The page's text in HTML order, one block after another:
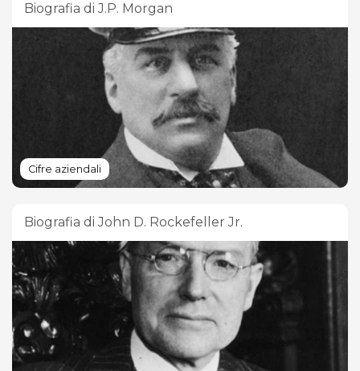
Biografia di J.P. Morgan
Cifre aziendali
Biografia di John D. Rockefeller Jr.